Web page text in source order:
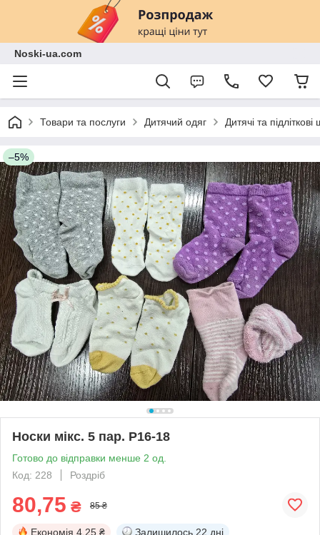
Noski-ua.com
Товари та послуги Дитячий одяг Дитячі та
–5%
Носки мікс. 5 пар. Р16-18
Готово до відправки менше 2 од.
Код: 228
Роздріб
80,75 ₴ 85 ₴
Економія 4.25 ₴ Залишилось 22 дні